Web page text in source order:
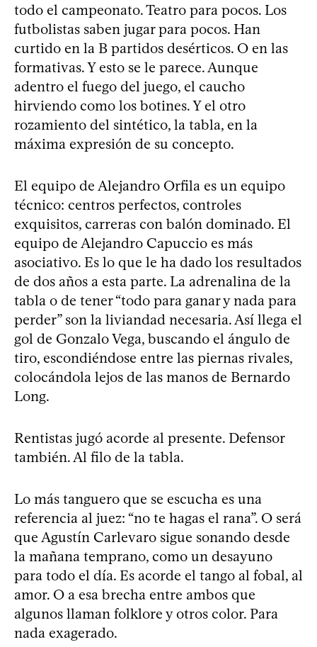
todo el campeonato. Teatro para pocos. Los
futbolistas saben jugar para pocos. Han
curtido en la B partidos desérticos. O en las
formativas. Y esto se le parece. Aunque
adentro el fuego del juego, el caucho
hirviendo como los botines. Y el otro
rozamiento del sintético, la tabla, en la
máxima expresión de su concepto.
El equipo de Alejandro Orfila es un equipo
técnico: centros perfectos, controles
exquisitos, carreras con balón dominado. El
equipo de Alejandro Capuccio es más
asociativo. Es lo que le ha dado los resultados
de dos años a esta parte. La adrenalina de la
tabla o de tener “todo para ganar y nada para
perder” son la liviandad necesaria. Así llega el
gol de Gonzalo Vega, buscando el ángulo de
tiro, escondiéndose entre las piernas rivales,
colocándola lejos de las manos de Bernardo
Long.
Rentistas jugó acorde al presente. Defensor
también. Al filo de la tabla.
Lo más tanguero que se escucha es una
referencia al juez: “no te hagas el rana”. O será
que Agustín Carlevaro sigue sonando desde
la mañana temprano, como un desayuno
para todo el día. Es acorde el tango al fobal, al
amor. O a esa brecha entre ambos que
algunos llaman folklore y otros color. Para
nada exagerado.